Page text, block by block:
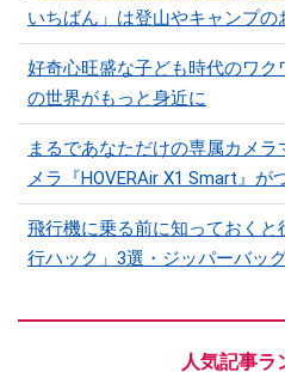
いちばん」は登山やキャンプ
好奇心旺盛な子ども時代のワク
の世界がもっと身近に
まるであなただけの専属カメ
メラ『HOVERAir X1 Smart』が
飛行機に乗る前に知っておく
行ハック」3選・ジッパーバッ